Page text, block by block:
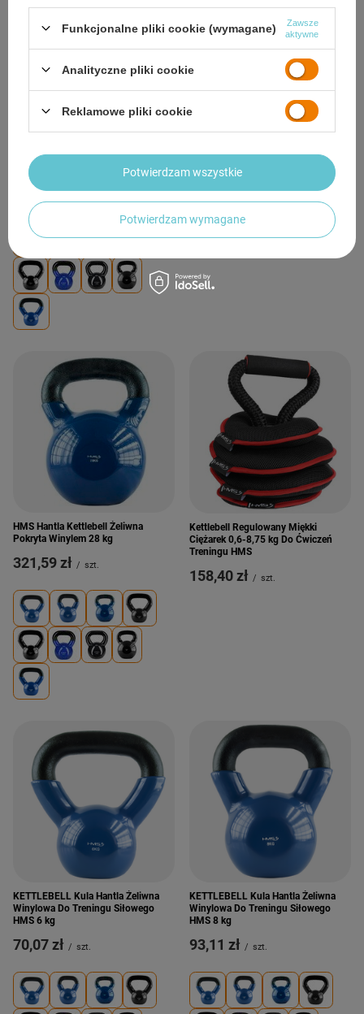
HMS Kettlebell Kula Hantla Żeliwna
Winylowa 4 kg
47,90 zł
HMS Kula Kettlebell Treningowy
Hantla Żeliwna 4 kg
43,09 zł
HMS Hantla Kettlebell Żeliwna
Pokryta Winylem 28 kg
321,59 zł / szt.
Kettlebell Regulowany Miękki
Ciężarek 0,6-8,75 kg Do Ćwiczeń
Treningu HMS
158,40 zł / szt.
KETTLEBELL Kula Hantla Żeliwna
Winylowa Do Treningu Siłowego
HMS 6 kg
70,07 zł / szt.
KETTLEBELL Kula Hantla Żeliwna
Winylowa Do Treningu Siłowego
HMS 8 kg
93,11 zł / szt.
Funkcjonalne pliki cookie (wymagane)
Zawsze
aktywne
Analityczne pliki cookie
Reklamowe pliki cookie
Potwierdzam wymagane
Potwierdzam wszystkie